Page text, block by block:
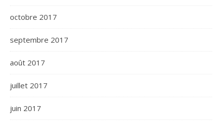
octobre 2017
septembre 2017
août 2017
juillet 2017
juin 2017